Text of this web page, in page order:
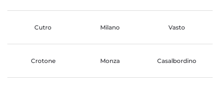
Cutro Milano Vasto
Crotone Monza Casalbordino